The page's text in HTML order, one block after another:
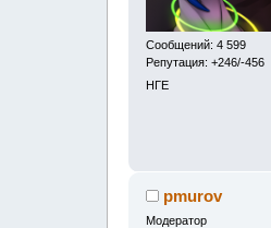
Сообщений: 4 599
Репутация: +246/-456
НГЕ
pmurov
Модератор